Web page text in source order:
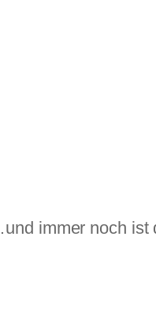
immer noch